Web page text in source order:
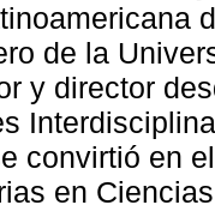
de la
y director
convirtió en
en